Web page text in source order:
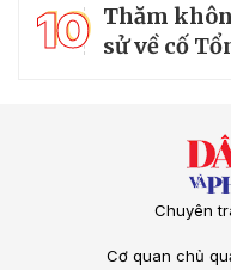
10 Thăm
sử về cố
Chuyên
Cơ quan chủ